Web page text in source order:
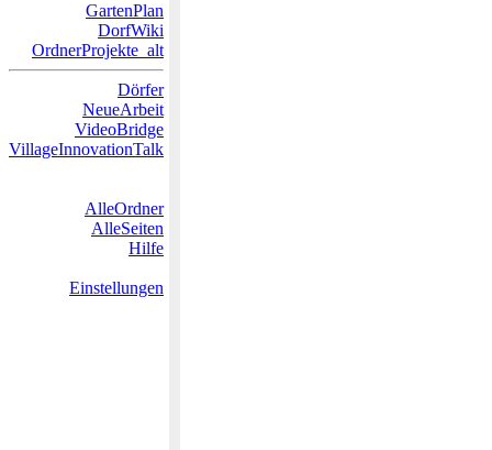
GartenPlan
DorfWiki
OrdnerProjekte_alt
Dörfer
NeueArbeit
VideoBridge
VillageInnovationTalk
AlleOrdner
AlleSeiten
Hilfe
Einstellungen